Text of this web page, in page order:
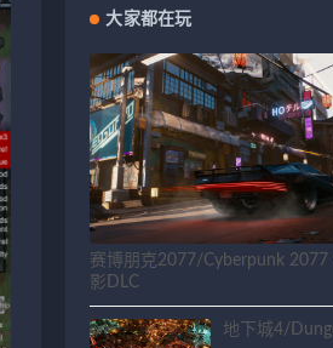
大家都在玩
赛博朋克2077/Cyberpunk 2077
影DLC
地下城4/